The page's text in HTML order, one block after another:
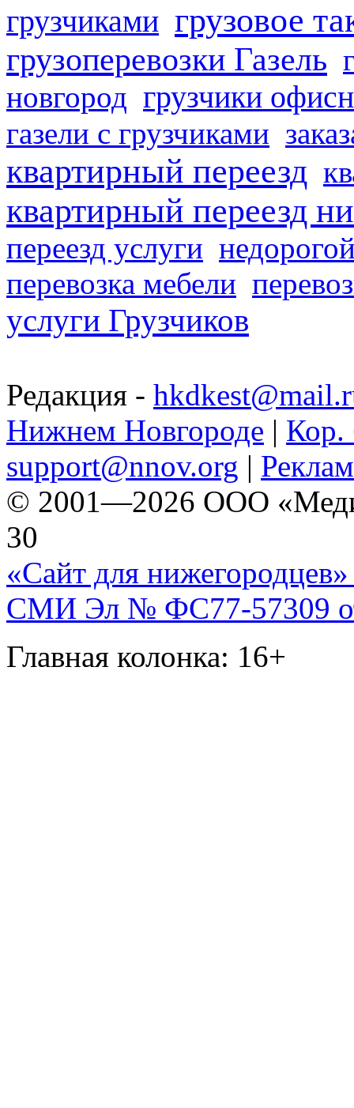
грузчиками грузовое
грузоперевозки Газель
новгород грузчики
газели с грузчиками
квартирный переезд
квартирный переезд
переезд услуги
перевозка мебели
услуги Грузчиков
Редакция -
Нижнем Новгороде | Кор.
support@nnov.org |
© 2001—2026 ООО
30
«Сайт для нижегородцев»
СМИ Эл № ФС77-57309
Главная колонка: 16+